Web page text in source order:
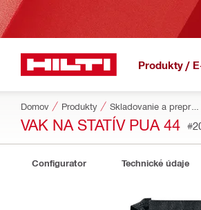
Produkty /
Domov Produkty Skladovanie a preprava náradia
VAK NA STATÍV PUA 44
Configurator Technické údaje